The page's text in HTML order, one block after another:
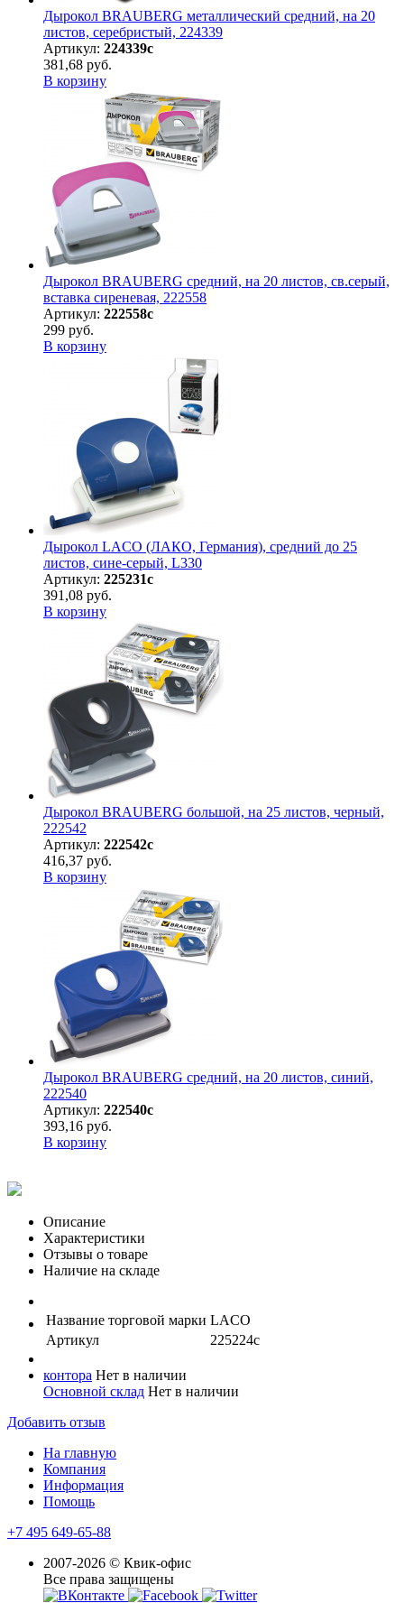
Дырокол BRAUBERG металлический средний, на 20
листов, серебристый, 224339
Артикул: 224339с
381,68 руб.
В корзину
Дырокол BRAUBERG средний, на 20 листов, св.серый,
вставка сиреневая, 222558
Артикул: 222558с
299 руб.
В корзину
Дырокол LACO (ЛАКО, Германия), средний до 25
листов, сине-серый, L330
Артикул: 225231с
391,08 руб.
В корзину
Дырокол BRAUBERG большой, на 25 листов, черный,
222542
Артикул: 222542с
416,37 руб.
В корзину
Дырокол BRAUBERG средний, на 20 листов, синий,
222540
Артикул: 222540с
393,16 руб.
В корзину
Описание
Характеристики
Отзывы о товаре
Наличие на складе
Название торговой марки LACO
Артикул
225224с
контора Нет в наличии
Основной склад Нет в наличии
Добавить отзыв
На главную
Компания
Информация
Помощь
+7 495 649-65-88
2007-2026 © Квик-офис
Все права защищены